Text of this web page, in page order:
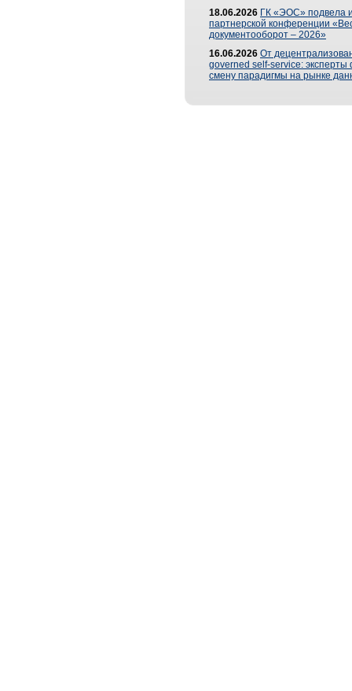
18.06.2026 ГК «ЭОС» подвела
партнерской конференции
документооборот – 2026»
16.06.2026 От
governed self-service: эксперты
смену парадигмы на рынке